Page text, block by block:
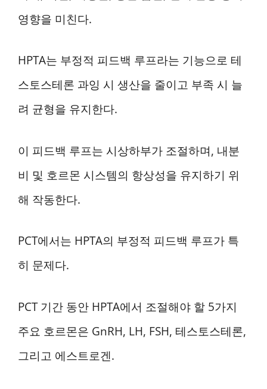
영향을 미친다.
HPTA는 부정적 피드백 루프라는 기능으로 테
스토스테론 과잉 시 생산을 줄이고 부족 시 늘
려 균형을 유지한다.
이 피드백 루프는 시상하부가 조절하며, 내분
비 및 호르몬 시스템의 항상성을 유지하기 위
해 작동한다.
PCT에서는 HPTA의 부정적 피드백 루프가 특
히 문제다.
PCT 기간 동안 HPTA에서 조절해야 할 5가지
주요 호르몬은 GnRH, LH, FSH, 테스토스테론,
그리고 에스트로겐.